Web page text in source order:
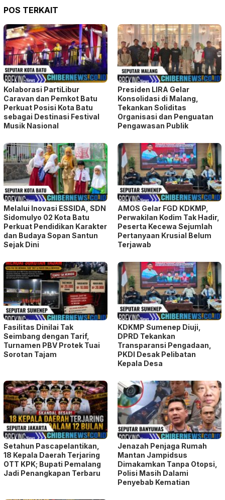
POS TERKAIT
Kolaborasi PartiLibur
Caravan dan Pemkot Batu
Perkuat Posisi Kota Batu
sebagai Destinasi Festival
Musik Nasional
Presiden LIRA Gelar
Konsolidasi di Malang,
Tekankan Soliditas
Organisasi dan Penguatan
Pengawasan Publik
Melalui Inovasi ESSIDA, SDN
Sidomulyo 02 Kota Batu
Perkuat Pendidikan Karakter
dan Budaya Sopan Santun
Sejak Dini
AMOS Gelar FGD KDKMP,
Perwakilan Kodim Tak Hadir,
Peserta Kecewa Sejumlah
Pertanyaan Krusial Belum
Terjawab
Fasilitas Dinilai Tak
Seimbang dengan Tarif,
Turnamen PBV Protek Tuai
Sorotan Tajam
KDKMP Sumenep Diuji,
DPRD Tekankan
Transparansi Pengadaan,
PKDI Desak Pelibatan
Kepala Desa
Setahun Pascapelantikan,
18 Kepala Daerah Terjaring
OTT KPK; Bupati Pemalang
Jadi Penangkapan Terbaru
Jenazah Penjaga Rumah
Mantan Jampidsus
Dimakamkan Tanpa Otopsi,
Polisi Masih Dalami
Penyebab Kematian